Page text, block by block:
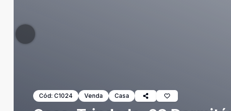
Cód: C1024 Venda Casa